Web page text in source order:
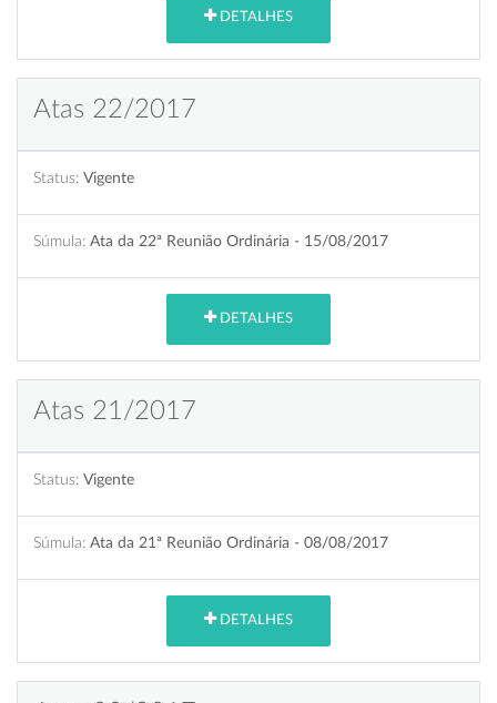
DETALHES
Atas 22/2017
Status: Vigente
Súmula: Ata da 22ª Reunião Ordinária - 15/08/2017
DETALHES
Atas 21/2017
Status: Vigente
Súmula: Ata da 21ª Reunião Ordinária - 08/08/2017
DETALHES